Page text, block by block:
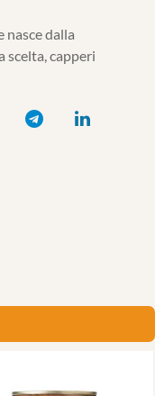
nasce dalla
scelta, capperi